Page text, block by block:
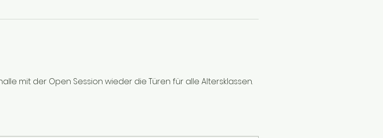
mit der Open Session wieder die Türen für alle Altersklassen.